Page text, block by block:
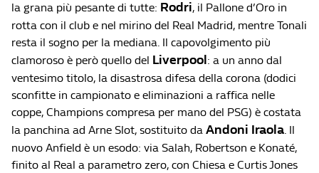
la grana più pesante di tutte: Rodri, il Pallone d’Oro in
rotta con il club e nel mirino del Real Madrid, mentre Tonali
resta il sogno per la mediana. Il capovolgimento più
clamoroso è però quello del Liverpool : a un anno dal
ventesimo titolo, la disastrosa difesa della corona (dodici
sconfitte in campionato e eliminazioni a raffica nelle
coppe, Champions compresa per mano del PSG) è costata
la panchina ad Arne Slot, sostituito da Andoni Iraola. Il
nuovo Anfield è un esodo: via Salah, Robertson e Konaté,
finito al Real a parametro zero, con Chiesa e Curtis Jones